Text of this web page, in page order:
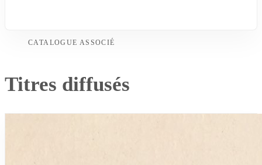
CATALOGUE ASSOCIÉ
Titres diffusés